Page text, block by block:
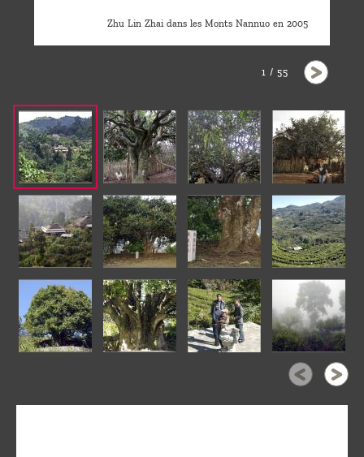
1 / 55
Zhu Lin Zhai dans les Monts Nannuo en 2005